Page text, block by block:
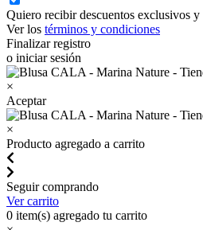
Quiero recibir descuentos exclusivos y
Ver los términos y condiciones
Finalizar registro
o iniciar sesión
×
Aceptar
×
Producto agregado a carrito
Seguir comprando
Ver carrito
0 item(s) agregado tu carrito